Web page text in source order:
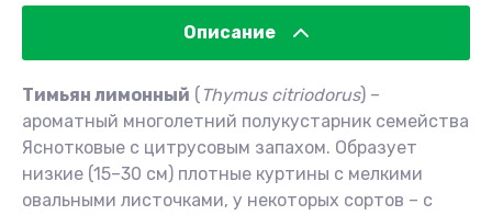
Описание
Тимьян лимонный ( Thymus citriodorus) –
ароматный многолетний полукустарник семейства
Яснотковые с цитрусовым запахом. Образует
низкие (15–30 см) плотные куртины с мелкими
овальными листочками, у некоторых сортов – с